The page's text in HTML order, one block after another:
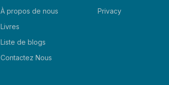
À propos de nous
Livres
Liste de blogs
Contactez Nous
Privacy